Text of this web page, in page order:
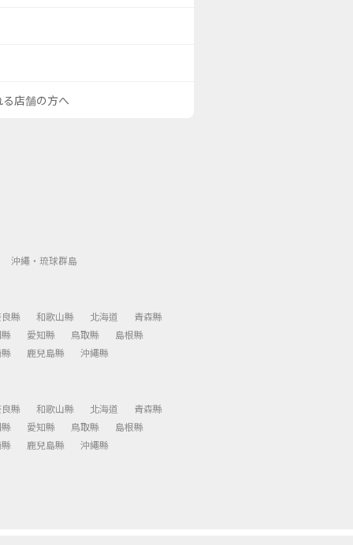
る店舗の方へ
沖繩・琉球群島
縣 和歌山縣 北海道
青森縣
愛知縣 鳥取縣
島根縣
鹿兒島縣 沖繩縣
縣 和歌山縣 北海道
青森縣
愛知縣 鳥取縣
島根縣
鹿兒島縣 沖繩縣